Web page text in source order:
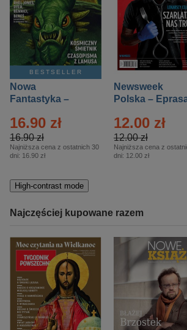
BESTSELLER
Nowa
Fantastyka –
16.90 zł
16.90 zł
Najniższa cena z ostatnich 30
dni: 16.90 zł
Newsweek
Polska –
12.00 zł
12.00 zł
Najniższa cena z
dni: 12.00 zł
High-contrast mode
Najczęściej kupowane razem